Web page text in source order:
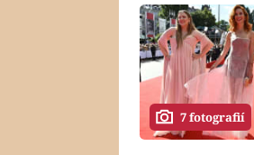
7 fotografií